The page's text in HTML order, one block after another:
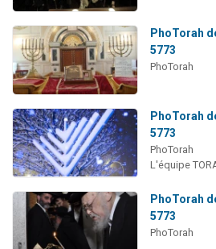
PhoTorah
5773
PhoTorah
PhoTorah
5773
PhoTorah
L'équipe
PhoTorah
5773
PhoTorah